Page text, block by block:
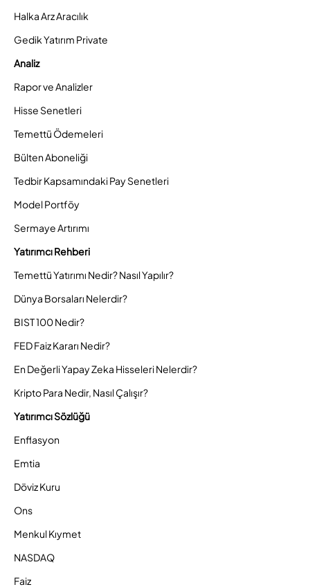
Halka Arz Aracılık
Gedik Yatırım Private
Analiz
Rapor ve Analizler
Hisse Senetleri
Temettü Ödemeleri
Bülten Aboneliği
Tedbir Kapsamındaki Pay Senetleri
Model Portföy
Sermaye Artırımı
Yatırımcı Rehberi
Temettü Yatırımı Nedir? Nasıl Yapılır?
Dünya Borsaları Nelerdir?
BIST 100 Nedir?
FED Faiz Kararı Nedir?
En Değerli Yapay Zeka Hisseleri Nelerdir?
Kripto Para Nedir, Nasıl Çalışır?
Yatırımcı Sözlüğü
Enflasyon
Emtia
Döviz Kuru
Ons
Menkul Kıymet
NASDAQ
Faiz